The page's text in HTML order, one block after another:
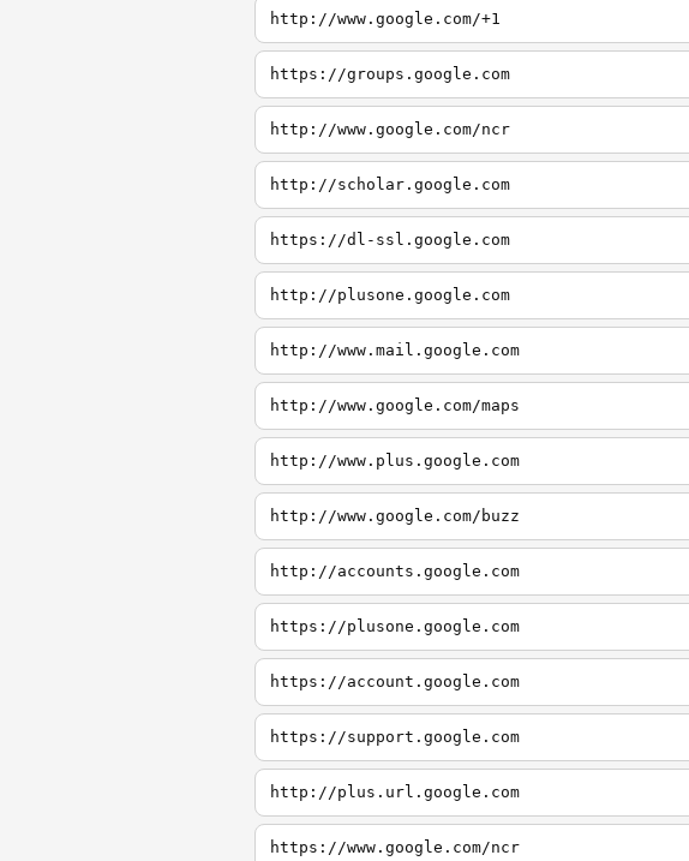
http://www.google.com/+1
https://groups.google.com
http://www.google.com/ncr
http://scholar.google.com
https://dl-ssl.google.com
http://plusone.google.com
http://www.mail.google.com
http://www.google.com/maps
http://www.plus.google.com
http://www.google.com/buzz
http://accounts.google.com
https://plusone.google.com
https://account.google.com
https://support.google.com
http://plus.url.google.com
https://www.google.com/ncr